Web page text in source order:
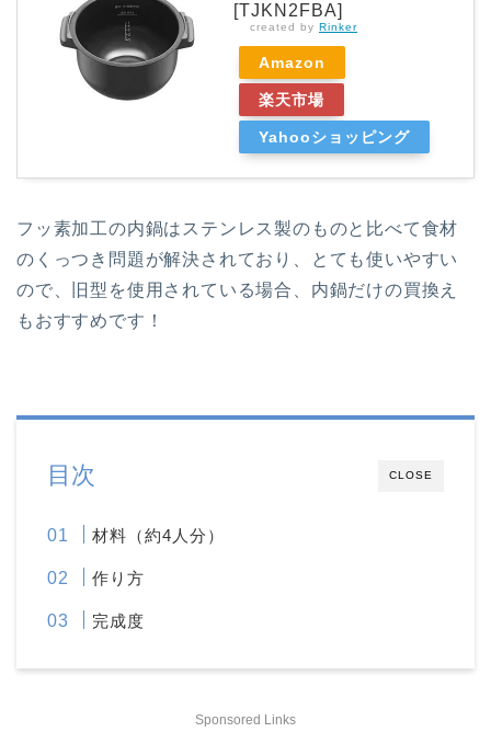
[TJKN2FBA]
created by Rinker
Amazon
楽天市場
Yahooショッピング
フッ素加工の内鍋はステンレス製のものと比べて食材
のくっつき問題が解決されており、とても使いやすい
ので、旧型を使用されている場合、内鍋だけの買換え
もおすすめです！
CLOSE
目次
材料（約4人分）
作り方
完成度
Sponsored Links